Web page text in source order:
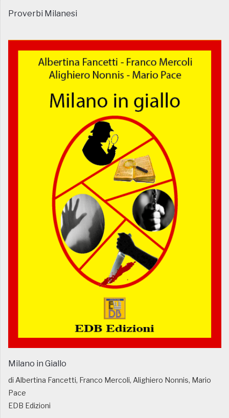
Proverbi Milanesi
Milano in Giallo
di Albertina Fancetti, Franco Mercoli, Alighiero Nonnis, Mario
Pace
EDB Edizioni